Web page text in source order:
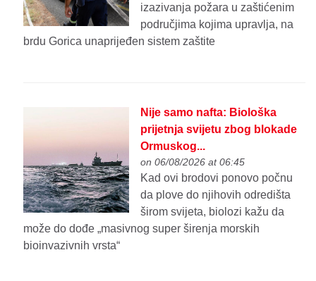
izazivanja požara u zaštićenim
područjima kojima upravlja, na
brdu Gorica unaprijeđen sistem zaštite
Nije samo nafta: Biološka
prijetnja svijetu zbog blokade
Ormuskog...
on 06/08/2026 at 06:45
Kad ovi brodovi ponovo počnu
da plove do njihovih odredišta
širom svijeta, biolozi kažu da
može do dođe „masivnog super širenja morskih
bioinvazivnih vrsta“